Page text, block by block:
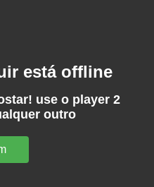
está offline
use o player 2
outro